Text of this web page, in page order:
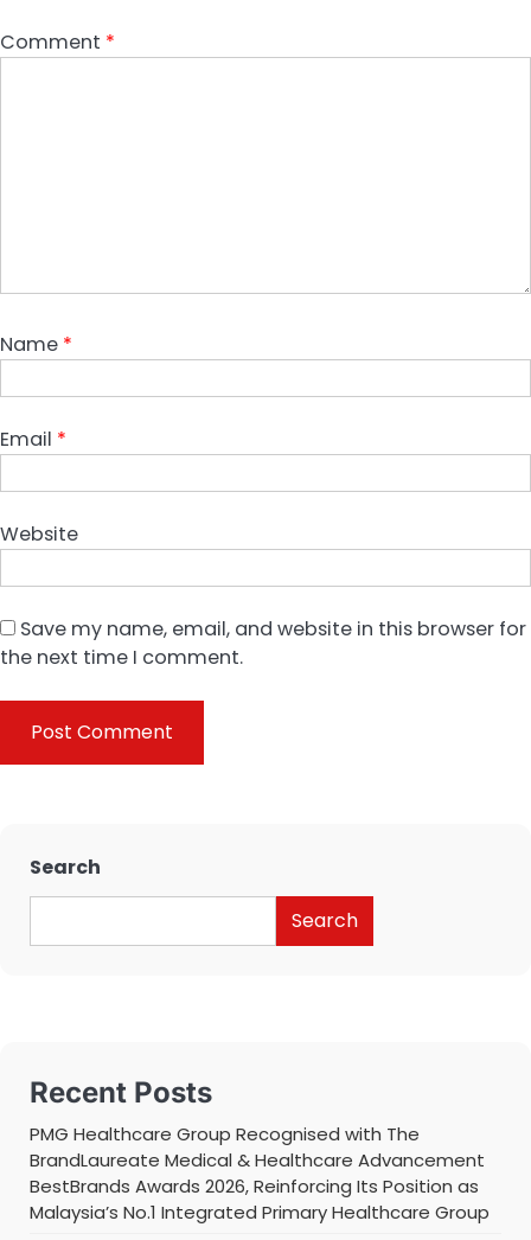
Comment *
Name *
Email *
Website
Save my name, email, and website in this browser for
the next time I comment.
Search
Search
Recent Posts
PMG Healthcare Group Recognised with The
BrandLaureate Medical & Healthcare Advancement
BestBrands Awards 2026, Reinforcing Its Position as
Malaysia’s No.1 Integrated Primary Healthcare Group